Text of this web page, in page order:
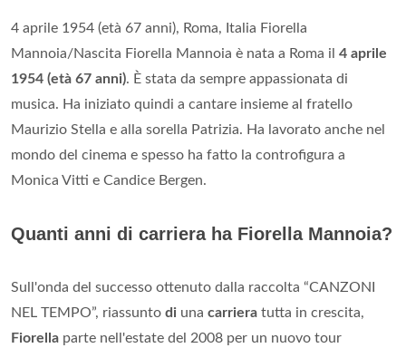
4 aprile 1954 (età 67 anni), Roma, Italia Fiorella
Mannoia/Nascita Fiorella Mannoia è nata a Roma il 4 aprile
1954 (età 67 anni). È stata da sempre appassionata di
musica. Ha iniziato quindi a cantare insieme al fratello
Maurizio Stella e alla sorella Patrizia. Ha lavorato anche nel
mondo del cinema e spesso ha fatto la controfigura a
Monica Vitti e Candice Bergen.
Quanti anni di carriera ha Fiorella Mannoia?
Sull'onda del successo ottenuto dalla raccolta “CANZONI
NEL TEMPO”, riassunto di una carriera tutta in crescita,
Fiorella parte nell'estate del 2008 per un nuovo tour